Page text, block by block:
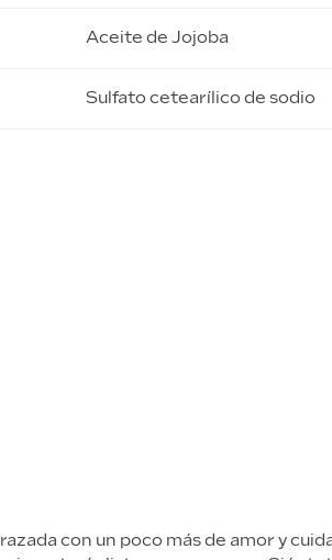
Sulfato cetearílico de sodio
Aceite de Jojoba
con un poco más de amor y